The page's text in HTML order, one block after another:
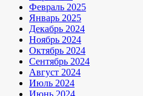
Февраль 2025
Январь 2025
Декабрь 2024
Ноябрь 2024
Октябрь 2024
Сентябрь 2024
Август 2024
Июль 2024
Июнь 2024